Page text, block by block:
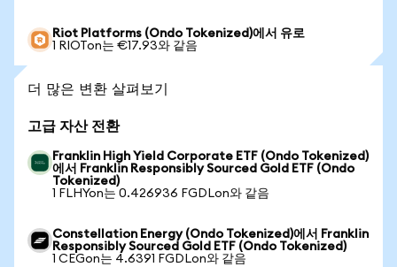
Riot Platforms (Ondo Tokenized)에서 유로
1 RIOTon는 €17.93와 같음
더 많은 변환 살펴보기
고급 자산 전환
Franklin High Yield Corporate ETF (Ondo Tokenized)
에서 Franklin Responsibly Sourced Gold ETF (Ondo
Tokenized)
1 FLHYon는 0.426936 FGDLon와 같음
Constellation Energy (Ondo Tokenized)에서 Franklin
Responsibly Sourced Gold ETF (Ondo Tokenized)
1 CEGon는 4.6391 FGDLon와 같음